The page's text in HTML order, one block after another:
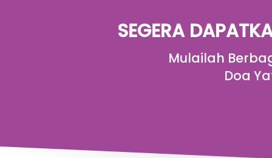
SEGERA
Mulailah
Doa